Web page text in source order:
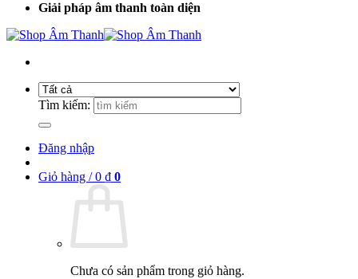
Giải pháp âm thanh toàn diện
Tìm kiếm:
Đăng nhập
Giỏ hàng /0 ₫ 0
Chưa có sản phẩm trong giỏ hàng.